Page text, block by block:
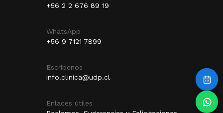
+56 2 2 676 89 19
WhatsApp
+56 9 7121 7899
Escríbenos
info.clinica@udp.cl
Enlaces útiles